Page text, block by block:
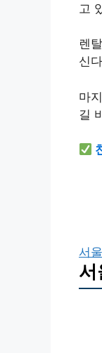
고
렌
신
마
길
서
서